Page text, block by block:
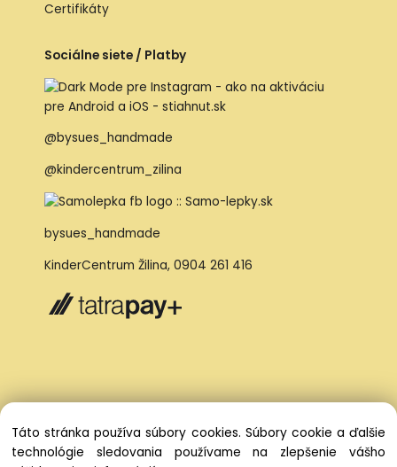
Certifikáty
Sociálne siete / Platby
@bysues_handmade
@kindercentrum_zilina
bysues_handmade
KinderCentrum Žilina, 0904 261 416
Táto stránka používa súbory cookies. Súbory cookie a ďalšie
technológie sledovania používame na zlepšenie vášho